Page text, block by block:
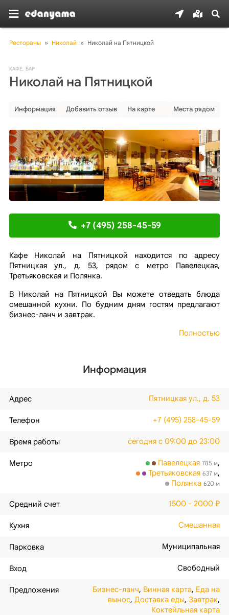
Рестораны » Николай » Николай на Пятницкой
КАФЕ, БАР
Николай на Пятницкой
Информация Добавить отзыв На карте Места рядом
+7 (495) 258-45-59
Кафе Николай на Пятницкой находится по адресу
Пятницкая ул., д. 53, рядом с метро Павелецкая,
Третьяковская и Полянка.
В Николай на Пятницкой Вы можете отведать блюда
смешанной кухни. По будним дням гостям предлагают
бизнес-ланч и завтрак.
Полностью
Информация
Адрес Пятницкая ул., д. 53
Телефон +7 (495) 258-45-59
Время работы сегодня с 09:00 до 23:00
Метро Павелецкая 785 м,
Третьяковская 637 м,
Полянка 620 м
Средний счет 1500 - 2000 ₽
Кухня Смешанная
Парковка Муниципальная
Вход Свободный
Предложения Бизнес-ланч, Винная карта, Еда на
вынос,Доставка еды,Завтрак,
Коктейльная карта